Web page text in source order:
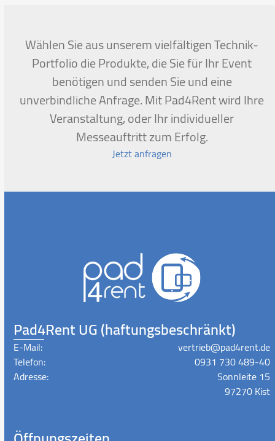
first
slide
Wählen Sie aus unserem vielfältigen Technik-
Portfolio die Produkte, die Sie für Ihr Event
benötigen und senden Sie und eine
unverbindliche Anfrage. Mit Pad4Rent wird Ihre
Veranstaltung, oder Ihr individueller
Messeauftritt zum Erfolg.
Jetzt anfragen
Pad4Rent UG (haftungsbeschränkt)
E-Mail:
vertrieb@pad4rent.de
Telefon:
0931 730 489-40
Adresse:
Sonnleite 15
97270 Kist